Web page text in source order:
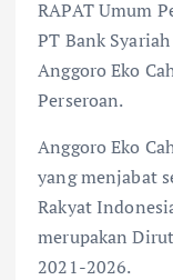
RAPAT Umum
PT Bank
Anggoro Eko
Perseroan.
Anggoro Eko
yang menjabat
Rakyat
merupakan
2021-2026.